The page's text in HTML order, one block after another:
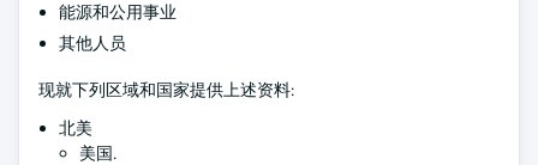
能源和公用事业
其他人员
现就下列区域和国家提供上述资料:
北美
美国.